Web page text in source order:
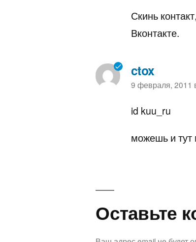
Скинь
Вконтакте.
ctox
пишет:
9 февраля, 2011
id kuu_ru
можешь и тут
Оставьте
комментарий
Оставьте